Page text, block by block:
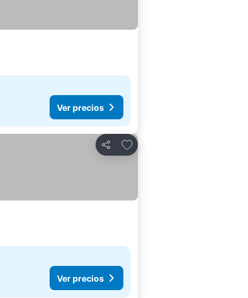
Ver precios
Compartir
Añadir a favoritos
Ver precios